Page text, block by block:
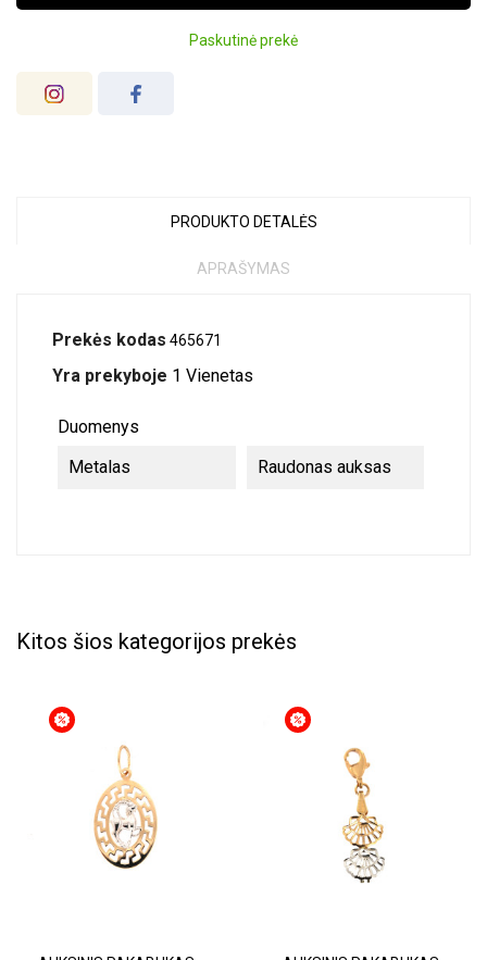
Paskutinė prekė
PRODUKTO DETALĖS
APRAŠYMAS
Prekės kodas 465671
Yra prekyboje 1 Vienetas
Duomenys
Metalas
Raudonas auksas
Kitos šios kategorijos prekės